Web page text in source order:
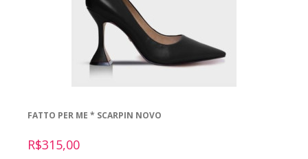
FATTO PER ME * SCARPIN NOVO
R$315,00